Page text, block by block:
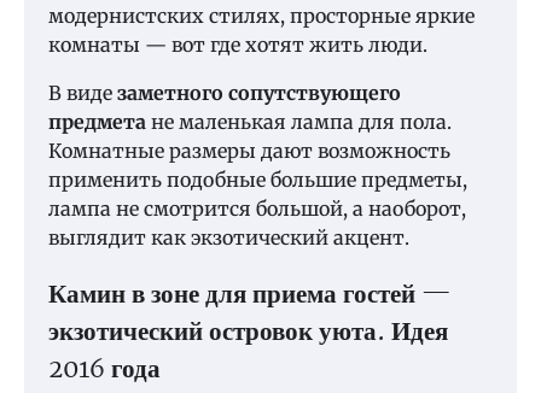
модернистских стилях, просторные яркие
комнаты — вот где хотят жить люди.
В виде заметного сопутствующего
предмета не маленькая лампа для пола.
Комнатные размеры дают возможность
применить подобные большие предметы,
лампа не смотрится большой, а наоборот,
выглядит как экзотический акцент.
Камин в зоне для приема гостей —
экзотический островок уюта. Идея
2016 года